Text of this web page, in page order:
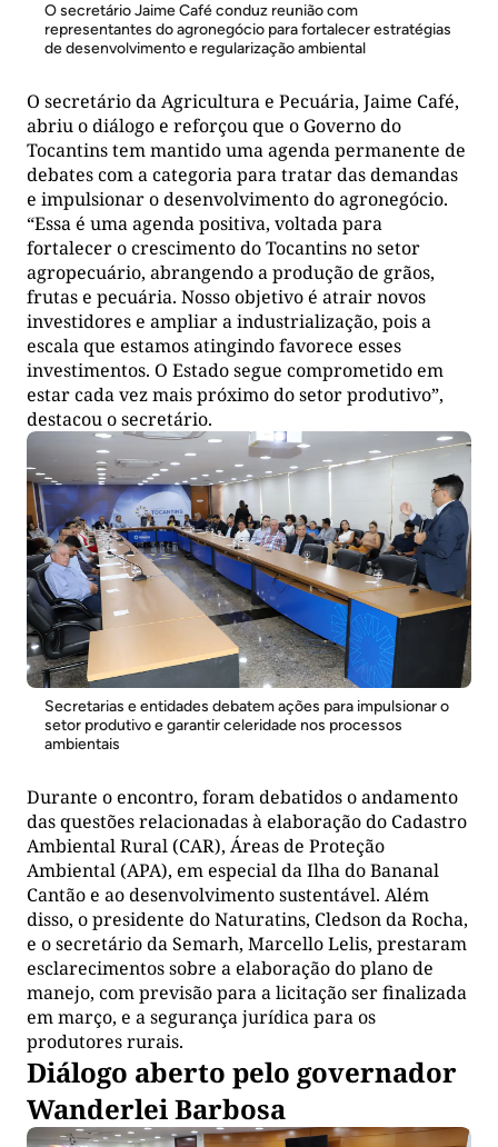
O secretário Jaime Café conduz reunião com
representantes do agronegócio para fortalecer estratégias
de desenvolvimento e regularização ambiental
O secretário da Agricultura e Pecuária, Jaime Café,
abriu o diálogo e reforçou que o Governo do
Tocantins tem mantido uma agenda permanente de
debates com a categoria para tratar das demandas
e impulsionar o desenvolvimento do agronegócio.
“Essa é uma agenda positiva, voltada para
fortalecer o crescimento do Tocantins no setor
agropecuário, abrangendo a produção de grãos,
frutas e pecuária. Nosso objetivo é atrair novos
investidores e ampliar a industrialização, pois a
escala que estamos atingindo favorece esses
investimentos. O Estado segue comprometido em
estar cada vez mais próximo do setor produtivo”,
destacou o secretário.
Secretarias e entidades debatem ações para impulsionar o
setor produtivo e garantir celeridade nos processos
ambientais
Durante o encontro, foram debatidos o andamento
das questões relacionadas à elaboração do Cadastro
Ambiental Rural (CAR), Áreas de Proteção
Ambiental (APA), em especial da Ilha do Bananal
Cantão e ao desenvolvimento sustentável. Além
disso, o presidente do Naturatins, Cledson da Rocha,
e o secretário da Semarh, Marcello Lelis, prestaram
esclarecimentos sobre a elaboração do plano de
manejo, com previsão para a licitação ser finalizada
em março, e a segurança jurídica para os
produtores rurais.
Diálogo aberto pelo governador
Wanderlei Barbosa